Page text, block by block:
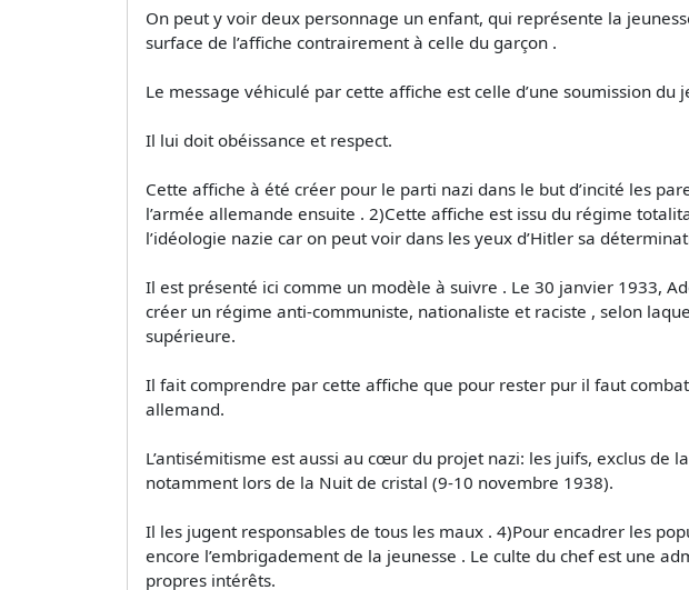
On peut y voir deux personnage un enfant, qui représente la
surface de l’affiche contrairement à celle du garçon .
Le message véhiculé par cette affiche est celle d’une soumission du
Il lui doit obéissance et respect.
Cette affiche à été créer pour le parti nazi dans le but d’incité les
l’armée allemande ensuite . 2)Cette affiche est issu du régime
l’idéologie nazie car on peut voir dans les yeux d’Hitler sa
Il est présenté ici comme un modèle à suivre . Le 30 janvier 1933,
créer un régime anti-communiste, nationaliste et raciste , selon
supérieure.
Il fait comprendre par cette affiche que pour rester pur il faut
allemand.
L’antisémitisme est aussi au cœur du projet nazi: les juifs, exclus
notamment lors de la Nuit de cristal (9-10 novembre 1938).
Il les jugent responsables de tous les maux . 4)Pour encadrer les
encore l’embrigadement de la jeunesse . Le culte du chef est une
propres intérêts.